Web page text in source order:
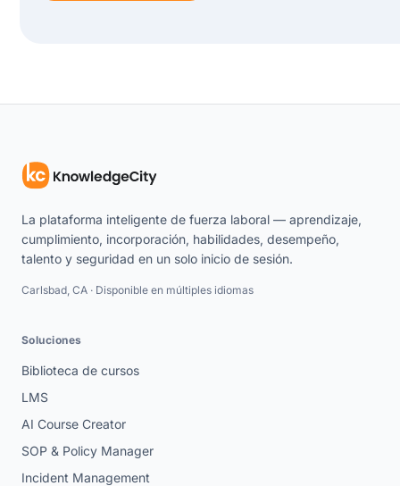
La plataforma inteligente de fuerza laboral — aprendizaje,
cumplimiento, incorporación, habilidades, desempeño,
talento y seguridad en un solo inicio de sesión.
Carlsbad, CA · Disponible en múltiples idiomas
Soluciones
Biblioteca de cursos
LMS
AI Course Creator
SOP & Policy Manager
Incident Management